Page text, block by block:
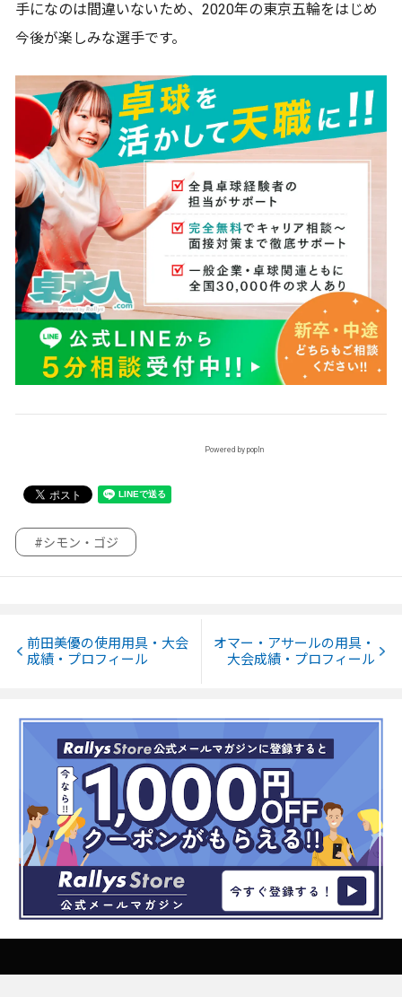
手になのは間違いないため、2020年の東京五輪をはじめ
今後が楽しみな選手です。
Powered by popIn
#シモン・ゴジ
前田美優の使用用具・大会
成績・プロフィール
オマー・アサールの用具・
大会成績・プロフィール